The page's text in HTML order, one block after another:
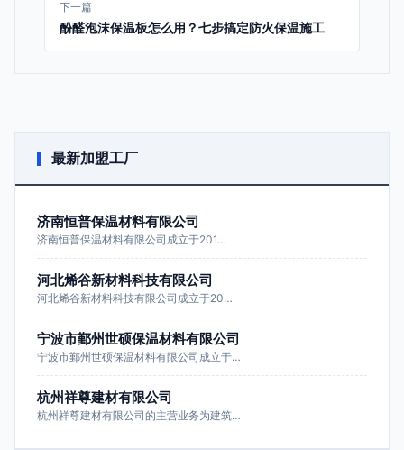
下一篇
酚醛泡沫保温板怎么用？七步搞定防火保温施工
最新加盟工厂
济南恒普保温材料有限公司
济南恒普保温材料有限公司成立于201…
河北烯谷新材料科技有限公司
河北烯谷新材料科技有限公司成立于20…
宁波市鄞州世硕保温材料有限公司
宁波市鄞州世硕保温材料有限公司成立于…
杭州祥尊建材有限公司
杭州祥尊建材有限公司的主营业务为建筑…